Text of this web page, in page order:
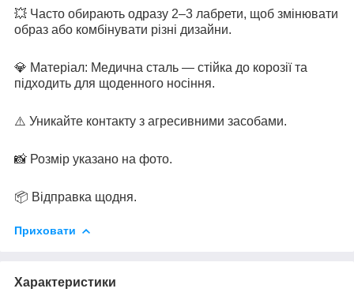
💥 Часто обирають одразу 2–3 лабрети, щоб змінювати
образ або комбінувати різні дизайни.
💎 Матеріал: Медична сталь — стійка до корозії та
підходить для щоденного носіння.
⚠️ Уникайте контакту з агресивними засобами.
📸 Розмір указано на фото.
📦 Відправка щодня.
Приховати
Характеристики